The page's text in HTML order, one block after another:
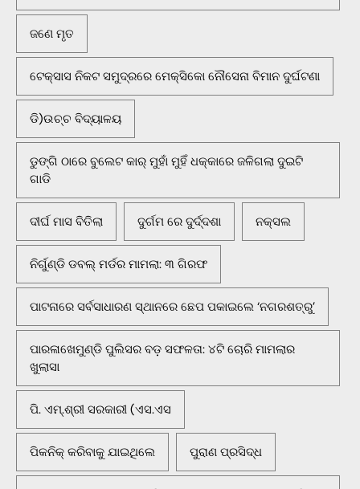
ଜଣେ ମୃତ
ଟେକ୍ସାସ ନିକଟ ସମୁଦ୍ରରେ ମେକ୍ସିକୋ ନୌସେନା ବିମାନ ଦୁର୍ଘଟଣା
ଡି)ଉଚ୍ଚ ବିଦ୍ୟାଳୟ
ଡୁଙ୍ଗି ଠାରେ ବୁଲେଟ କାର୍ ମୁହାଁ ମୁହିଁ ଧକ୍କାରେ ଜଳିଗଲା ଦୁଇଟି
ଗାଡି
ଦୀର୍ଘ ମାସ ବିତିଲା ଦୁର୍ଗମ ରେ ଦୁର୍ଦ୍ଦଶା ନକ୍ସଲ
ନିର୍ଗୁଣ୍ଡି ଡବଲ୍ ମର୍ଡର ମାମଲା: ୩ ଗିରଫ
ପାଟନାରେ ସର୍ବସାଧାରଣ ସ୍ଥାନରେ ଛେପ ପକାଇଲେ ‘ନଗରଶତ୍ରୁ’
ପାରଳାଖେମୁଣ୍ଡି ପୁଲିସର ବଡ଼ ସଫଳତା: ୪ଟି ଚୋରି ମାମଲାର
ଖୁଲାସା
ପି. ଏମ୍.ଶ୍ରୀ ସରକାରୀ (ଏସ.ଏସ
ପିକନିକ୍‌ କରିବାକୁ ଯାଇଥିଲେ ପୁରାଣ ପ୍ରସିଦ୍ଧ